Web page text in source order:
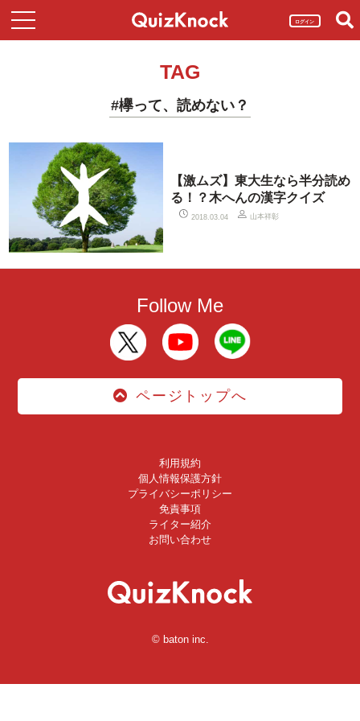
ログイン
TAG
#欅って、読めない？
【激ムズ】東大生なら半分読め
る！？木へんの漢字クイズ
2018.03.04 山本祥彰
Follow Me
ページトップへ
利用規約
個人情報保護方針
プライバシーポリシー
免責事項
ライター紹介
お問い合わせ
© baton inc.